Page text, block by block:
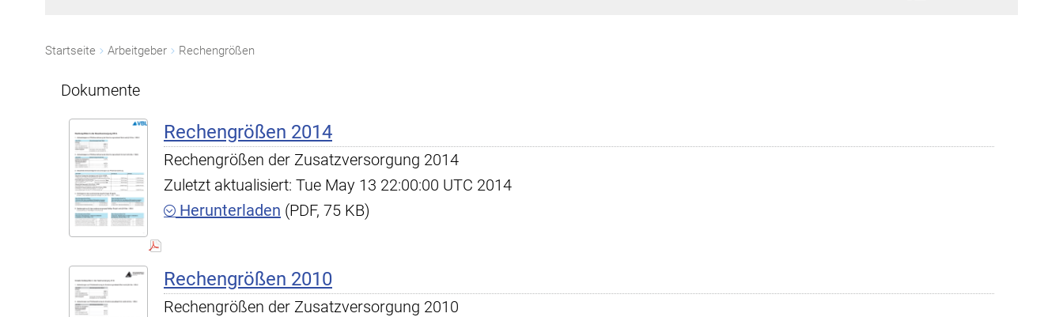
Startseite Arbeitgeber Rechengrößen
Dokumente
Rechengrößen 2014
Rechengrößen der Zusatzversorgung 2014
Zuletzt aktualisiert: Tue May 13 22:00:00 UTC 2014
Herunterladen (PDF, 75 KB)
Rechengrößen 2010
Rechengrößen der Zusatzversorgung 2010